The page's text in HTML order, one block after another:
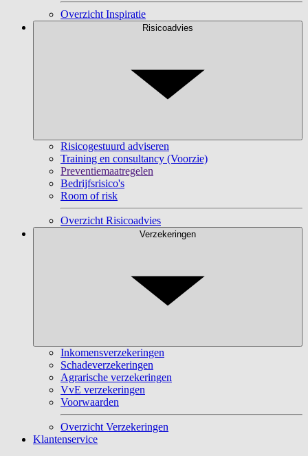
Overzicht Inspiratie
Risicoadvies
Risicogestuurd adviseren
Training en consultancy (Voorzie)
Preventiemaatregelen
Bedrijfsrisico's
Room of risk
Overzicht Risicoadvies
Verzekeringen
Inkomensverzekeringen
Schadeverzekeringen
Agrarische verzekeringen
VvE verzekeringen
Voorwaarden
Overzicht Verzekeringen
Klantenservice